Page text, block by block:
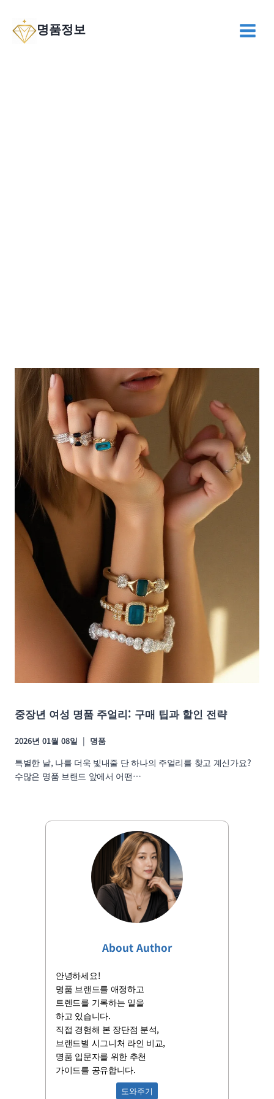
content명품정보
중장년 여성 명품 주얼리: 구매 팁과 할인 전략
2026년 01월 08일 명품
특별한 날, 나를 더욱 빛내줄 단 하나의 주얼리를 찾고 계신가요?
수많은 명품 브랜드 앞에서 어떤…
About Author
안녕하세요!
명품 브랜드를 애정하고
트렌드를 기록하는 일을
하고 있습니다.
직접 경험해 본 장단점 분석,
브랜드별 시그니처 라인 비교,
명품 입문자를 위한 추천
가이드를 공유합니다.
도와주기